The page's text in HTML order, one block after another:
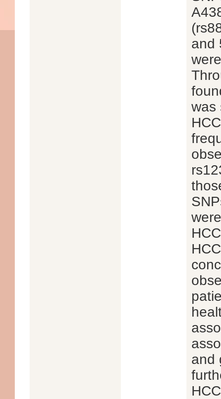
and
was
and